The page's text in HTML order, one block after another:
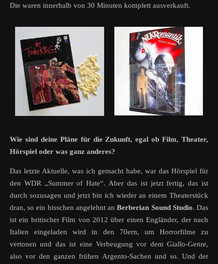
Die waren innerhalb von 30 Minuten komplett ausverkauft.
Wie sind deine Pläne für die Zukunft, egal ob Film, Theater,
Hörspiel oder was ganz anderes?
Das letzte Aktuelle, was ich gemacht habe, war das Hörspiel für
den WDR „Summer of Hate“. Aber das ist jetzt fertig, das ist
durch sozusagen und jetzt bin ich wieder an einem Theaterstück
dran, so ein bisschen angelehnt anBerberian Sound Studio. Das
ist ein britischer Film von 2012 über einen Engländer, der nach
Italien eingeladen wird in den 70ern, um Horrorfilme zu
vertonen und das ist eine Verbeugung vor dem Giallo-Genre,
also vor den ganzen frühen Argento-Sachen und so. Und der